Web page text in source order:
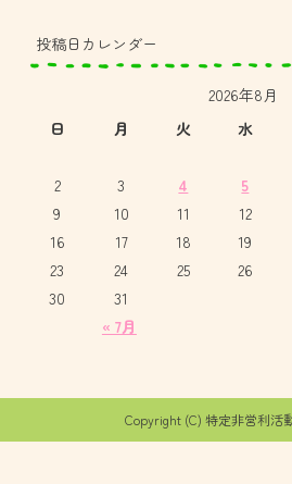
投稿日カレンダー
2026年8月
日
月 火 水
« 7月
2
3 4 5
9
10 11 12
16
17 18 19
23
24 25 26
30
31
Copyright (C) 特定非営利活